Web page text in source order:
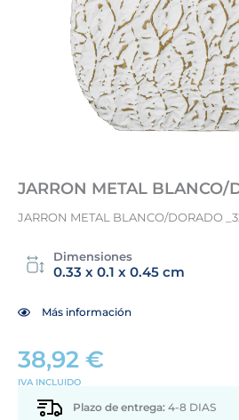
JARRON METAL BLANCO/
JARRON METAL BLANCO/DORADO
Dimensiones
0.33 x 0.1 x 0.45 cm
Más información
38,92 €
IVA INCLUIDO
Plazo de entrega: 4-8 DIAS